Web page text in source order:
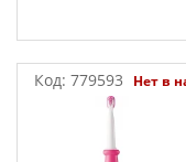
Код: 779593 Нет в